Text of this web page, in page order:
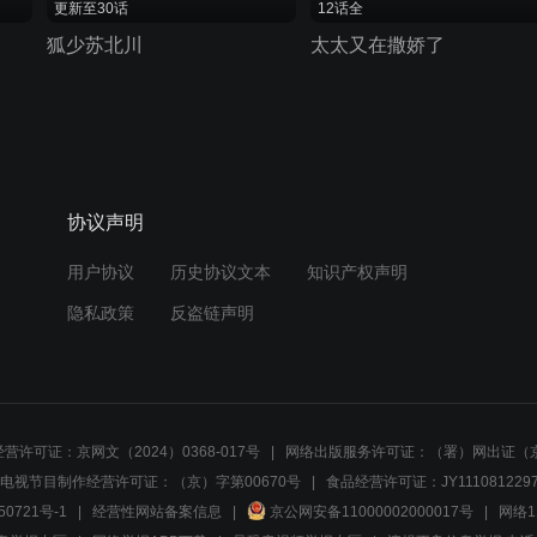
更新至30话
狐少苏北川
12话全
太太又在撒娇了
协议声明
用户协议 历史协议文本 知识产权声明
隐私政策 反盗链声明
营许可证：京网文（2024）0368-017号 网络出版服务许可证：（署）网出证（
视节目制作经营许可证：（京）字第00670号
食品经营许可证：
号-1
经营性网站备案信息 京公网安备11000002000017号 网络